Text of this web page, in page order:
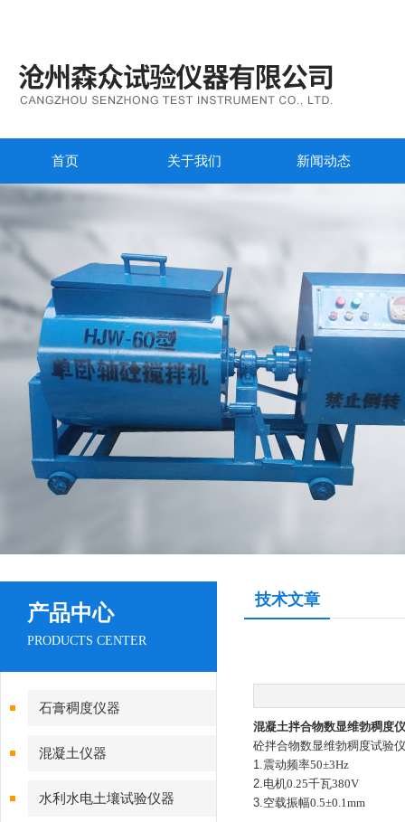
首页 关于我们 新闻动态
产品中心
PRODUCTS CENTER
石膏稠度仪器
混凝土仪器
水利水电土壤试验仪器
技术文章
混凝土拌合物数显维勃稠度仪
砼拌合物数显维勃稠度试验
1.震动频率50±3Hz
2.电机0.25千瓦380V
3.空载振幅0.5±0.1mm